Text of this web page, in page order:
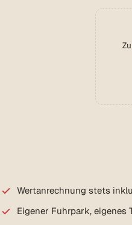
Wertanrechnung stets
Eigener Fuhrpark, eigenes